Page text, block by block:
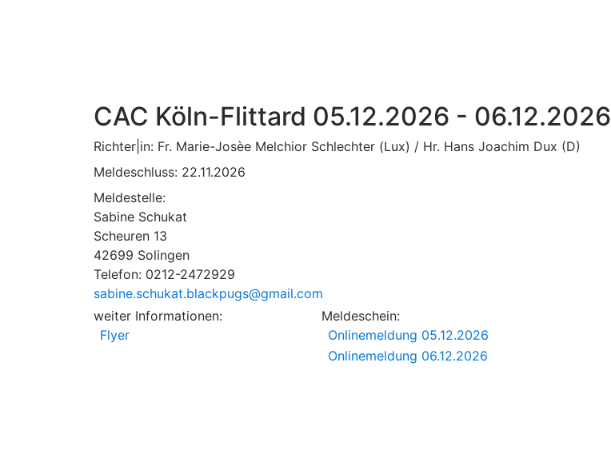
CAC Köln-Flittard 05.12.2026 - 06.12.2026
Richter|in: Fr. Marie-Josèe Melchior Schlechter (Lux) / Hr. Hans Joachim Dux (D)
Meldeschluss: 22.11.2026
Meldestelle:
Sabine Schukat
Scheuren 13
42699 Solingen
Telefon: 0212-2472929
sabine.schukat.blackpugs@gmail.com
weiter Informationen:
Flyer
Meldeschein:
Onlinemeldung 05.12.2026
Onlinemeldung 06.12.2026